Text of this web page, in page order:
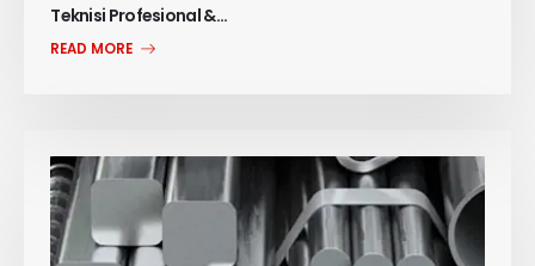
Teknisi Profesional &...
READ MORE